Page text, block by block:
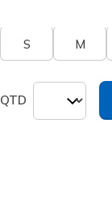
S M
QTD